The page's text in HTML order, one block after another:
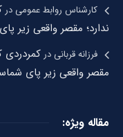
کارشناس روابط عمومیدر
ندارد؛ مقصر واقعی زیر
فرزانه قربانیدر کمردردی
مقصر واقعی زیر پای
مقاله ویژه: